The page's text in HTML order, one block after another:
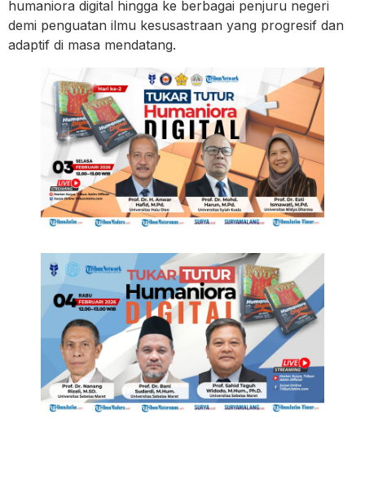
humaniora digital hingga ke berbagai penjuru negeri
demi penguatan ilmu kesusastraan yang progresif dan
adaptif di masa mendatang.